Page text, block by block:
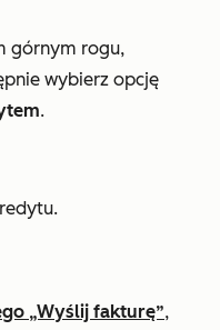
górnym rogu,
wybierz opcję
.
„Wyślij fakturę”,